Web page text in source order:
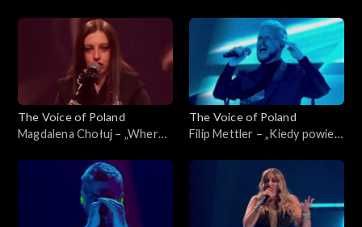
Beautiful”, „The Voice of
Poland”, Live 2, 15 listopada
Voice of Poland”, Live 2, 15
listopada 2025
The Voice of Poland
Magdalena Chołuj – „Where
of Poland”, Live 2, 15
listopada 2025
The Voice of Poland
Filip Mettler – „Kiedy powiem
Poland”, Live 2, 15 listopada